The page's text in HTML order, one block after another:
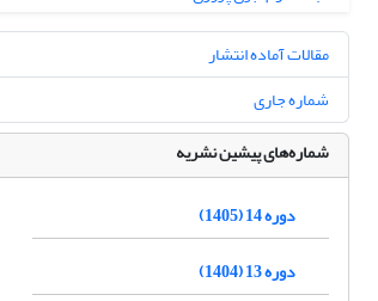
مقالات آماده انتشار
شماره جاری
شماره‌های پیشین نشریه
دوره 14 (1405)
دوره 13 (1404)